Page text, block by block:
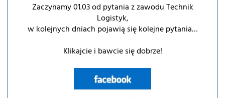
Zaczynamy 01.03 od pytania z zawodu Technik
Logistyk,
w kolejnych dniach pojawią się kolejne pytania…
Klikajcie i bawcie się dobrze!